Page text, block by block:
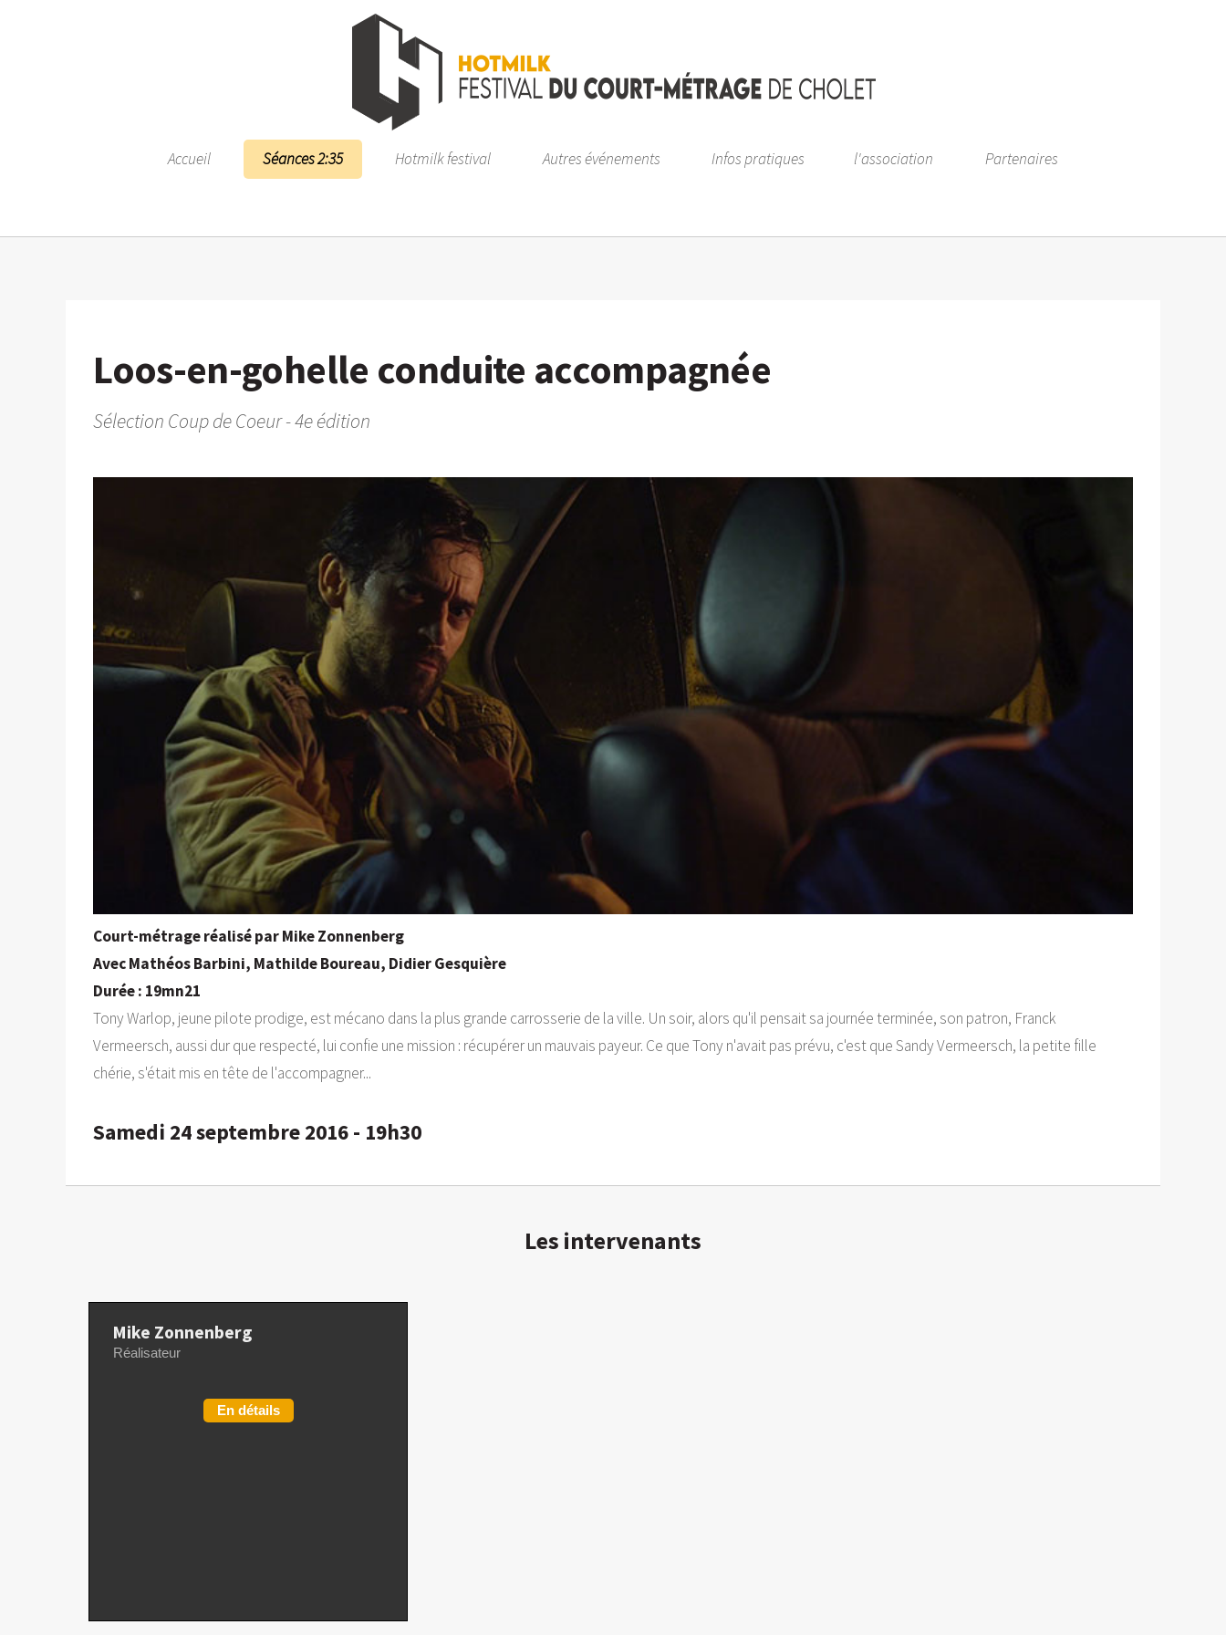
Accueil Séances 2:35 Hotmilk festival Autres événements Infos pratiques l'association Partenaires
Loos-en-gohelle conduite accompagnée
Sélection Coup de Coeur - 4e édition
Court-métrage réalisé par Mike Zonnenberg
Avec Mathéos Barbini, Mathilde Boureau, Didier Gesquière
Durée : 19mn21
Tony Warlop, jeune pilote prodige, est mécano dans la plus grande carrosserie de la ville. Un soir, alors qu'il pensait sa journée terminée, son patron, Franck
Vermeersch, aussi dur que respecté, lui confie une mission : récupérer un mauvais payeur. Ce que Tony n'avait pas prévu, c'est que Sandy Vermeersch, la petite fille
chérie, s'était mis en tête de l'accompagner...
Samedi 24 septembre 2016 - 19h30
Les intervenants
Mike Zonnenberg
Réalisateur
En détails